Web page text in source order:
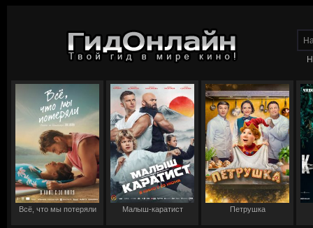
Всё, что мы потеряли Малыш-каратист Петрушка